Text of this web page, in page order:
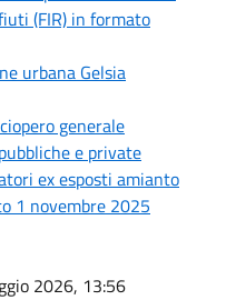
(FIR) in formato
urbana Gelsia
generale
e private
ex esposti amianto
1 novembre 2025
2026, 13:56